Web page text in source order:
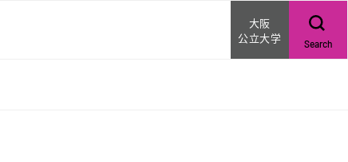
大阪
公立大学
Search